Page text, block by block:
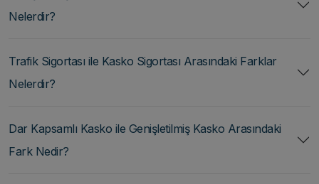
Nelerdir?
Trafik Sigortası ile Kasko Sigortası Arasındaki Farklar
Nelerdir?
Dar Kapsamlı Kasko ile Genişletilmiş Kasko Arasındaki
Fark Nedir?